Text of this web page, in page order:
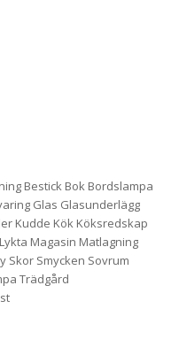
Bestick Bok Bordslampa
Glas Glasunderlägg
Kudde Kök Köksredskap
Lykta Magasin Matlagning
Skor Smycken Sovrum
Trädgård